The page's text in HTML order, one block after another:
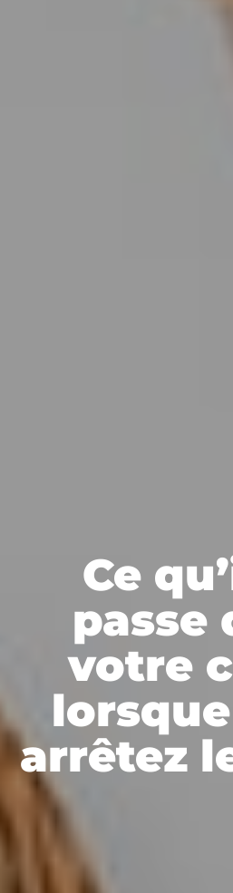
Ce
passe
votre
arrêtez